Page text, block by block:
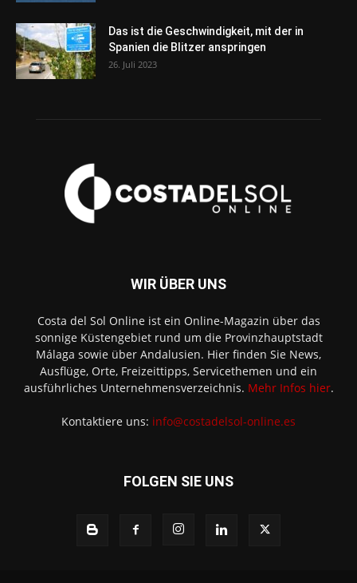
Das ist die Geschwindigkeit, mit der in
Spanien die Blitzer anspringen
26. Juli 2023
WIR ÜBER UNS
Costa del Sol Online ist ein Online-Magazin über das
sonnige Küstengebiet rund um die Provinzhauptstadt
Málaga sowie über Andalusien. Hier finden Sie News,
Ausflüge, Orte, Freizeittipps, Servicethemen und ein
ausführliches Unternehmensverzeichnis. Mehr Infos hier.
Kontaktiere uns: info@costadelsol-online.es
FOLGEN SIE UNS